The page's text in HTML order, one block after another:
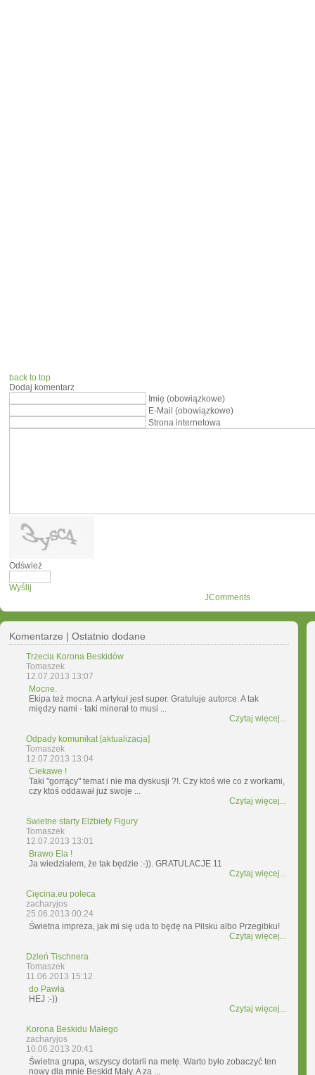
back to top
Dodaj komentarz
Imię (obowiązkowe)
E-Mail (obowiązkowe)
Strona internetowa
Odśwież
Wyślij
JComments
Komentarze | Ostatnio dodane
Trzecia Korona Beskidów
Tomaszek
12.07.2013 13:07
Mocne.
Ekipa też mocna. A artykuł jest super. Gratuluje autorce. A tak
między nami - taki minerał to musi ...
Czytaj więcej...
Odpady komunikat [aktualizacja]
Tomaszek
12.07.2013 13:04
Ciekawe !
Taki "gorrący" temat i nie ma dyskusji ?!. Czy ktoś wie co z workami,
czy ktoś oddawał już swoje ...
Czytaj więcej...
Świetne starty Elżbiety Figury
Tomaszek
12.07.2013 13:01
Brawo Ela !
Ja wiedziałem, że tak będzie :-)). GRATULACJE 11
Czytaj więcej...
Cięcina.eu poleca
zacharyjos
25.06.2013 00:24
Świetna impreza, jak mi się uda to będę na Pilsku albo Przegibku!
Czytaj więcej...
Dzień Tischnera
Tomaszek
11.06.2013 15:12
do Pawła
HEJ :-))
Czytaj więcej...
Korona Beskidu Małego
zacharyjos
10.06.2013 20:41
Świetna grupa, wszyscy dotarli na metę. Warto było zobaczyć ten
nowy dla mnie Beskid Mały. A za ...